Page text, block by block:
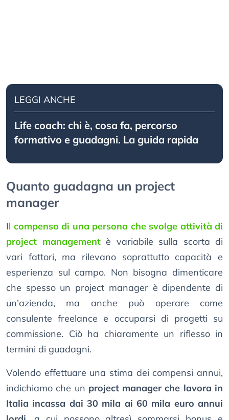
LEGGI ANCHE
Life coach: chi è, cosa fa, percorso
formativo e guadagni. La guida rapida
Quanto guadagna un project
manager
Il compenso di una persona che svolge attività di
project managementè variabile sulla scorta di
vari fattori, ma rilevano soprattutto capacità e
esperienza sul campo. Non bisogna dimenticare
che spesso un project manager è dipendente di
un’azienda, ma anche può operare come
consulente freelance e occuparsi di progetti su
commissione. Ciò ha chiaramente un riflesso in
termini di guadagni.
Volendo effettuare una stima dei compensi annui,
indichiamo che un project manager che lavora in
Italia incassa dai 30 mila ai 60 mila euro annui